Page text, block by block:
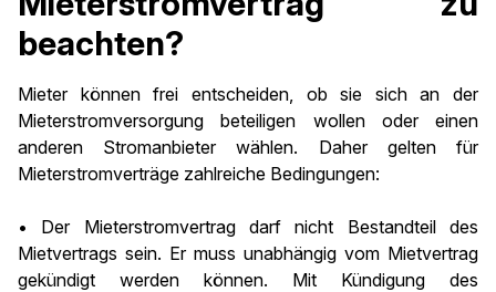
beachten?
Mieter können frei entscheiden, ob sie sich an der
Mieterstromversorgung beteiligen wollen oder einen
anderen Stromanbieter wählen. Daher gelten für
Mieterstromverträge zahlreiche Bedingungen:
• Der Mieterstromvertrag darf nicht Bestandteil des
Mietvertrags sein. Er muss unabhängig vom Mietvertrag
gekündigt werden können. Mit Kündigung des